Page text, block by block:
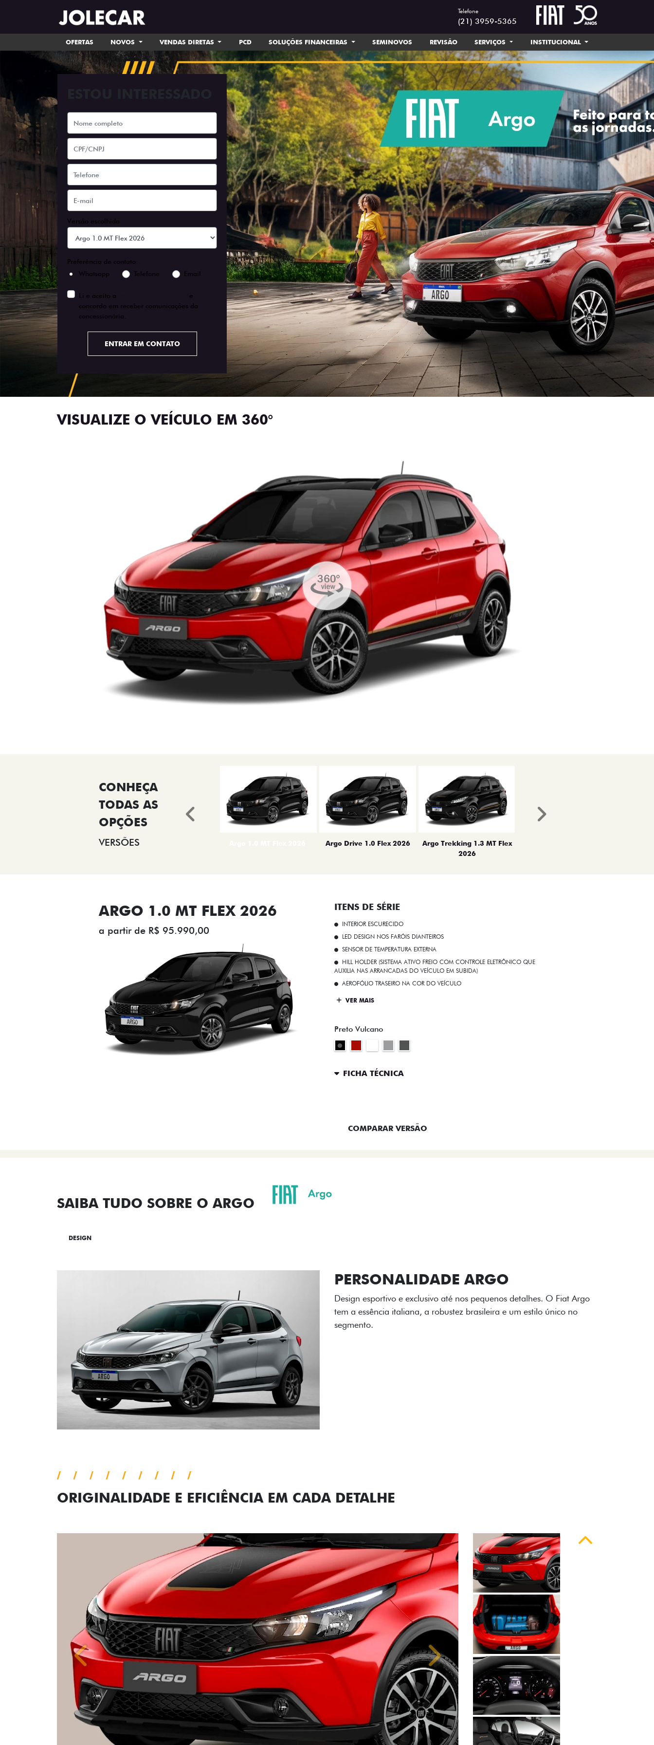
Telefone
(21) 3959-5365
OFERTAS NOVOS VENDAS DIRETAS PCD SOLUÇÕES FINANCEIRAS SEMINOVOS REVISÃO SERVIÇOS INSTITUCIONAL
Versão escolhida
Preferência de contato:
Whatsapp
Telefone Email
Li e aceito a
e
concordo em receber comunicações da
concessionária.
ENTRAR EM CONTATO
VISUALIZE O VEÍCULO EM 360°
VERSÕES Argo Drive 1.0 Flex 2026
Argo Trekking 1.3 MT Flex
2026
Anterior Próximo
ARGO 1.0 MT FLEX 2026
a partir de R$ 95.990,00
ITENS DE SÉRIE
INTERIOR ESCURECIDO
LED DESIGN NOS FARÓIS DIANTEIROS
SENSOR DE TEMPERATURA EXTERNA
HILL HOLDER (SISTEMA ATIVO FREIO COM CONTROLE ELETRÔNICO QUE
AUXILIA NAS ARRANCADAS DO VEÍCULO EM SUBIDA)
AEROFÓLIO TRASEIRO NA COR DO VEÍCULO
VER MAIS
Preto Vulcano
FICHA TÉCNICA
COMPARAR VERSÃO
SAIBA TUDO SOBRE O ARGO
DESIGN
ACABAMENTO E DESIGN INTERNO
A flag italiana e o novo logo Fiat também aparecem no interior do
carro, que possui acabamento impecável e detalhes escurecidos.
ORIGINALIDADE E EFICIÊNCIA EM CADA DETALHE
Anterior Próximo
Anterior